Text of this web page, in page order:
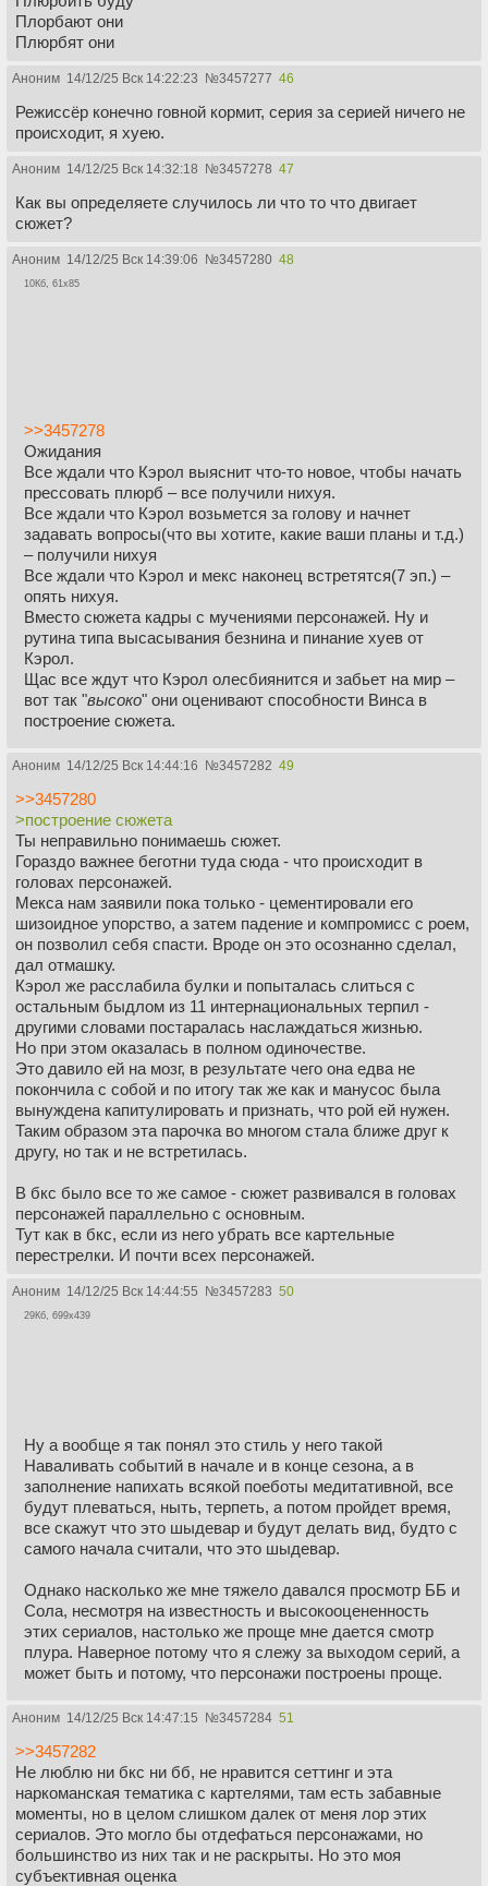
Плорбают они
Плюрбят они
Аноним 14/12/25 Вск 14:22:23 №3457277 46
Режиссёр конечно говной кормит, серия за серией ничего не
происходит, я хуею.
Аноним 14/12/25 Вск 14:32:18 №3457278 47
Как вы определяете случилось ли что то что двигает
сюжет?
Аноним 14/12/25 Вск 14:39:06 №3457280 48
10Кб, 61x85
>>3457278
Ожидания
Все ждали что Кэрол выяснит что-то новое, чтобы начать
прессовать плюрб – все получили нихуя.
Все ждали что Кэрол возьмется за голову и начнет
задавать вопросы(что вы хотите, какие ваши планы и т.д.)
– получили нихуя
Все ждали что Кэрол и мекс наконец встретятся(7 эп.) –
опять нихуя.
Вместо сюжета кадры с мучениями персонажей. Ну и
рутина типа высасывания безнина и пинание хуев от
Кэрол.
Щас все ждут что Кэрол олесбиянится и забьет на мир –
вот так "высоко" они оценивают способности Винса в
построение сюжета.
Аноним 14/12/25 Вск 14:44:16 №3457282 49
>>3457280
>построение сюжета
Ты неправильно понимаешь сюжет.
Гораздо важнее беготни туда сюда - что происходит в
головах персонажей.
Мекса нам заявили пока только - цементировали его
шизоидное упорство, а затем падение и компромисс с роем,
он позволил себя спасти. Вроде он это осознанно сделал,
дал отмашку.
Кэрол же расслабила булки и попыталась слиться с
остальным быдлом из 11 интернациональных терпил -
другими словами постаралась наслаждаться жизнью.
Но при этом оказалась в полном одиночестве.
Это давило ей на мозг, в результате чего она едва не
покончила с собой и по итогу так же как и манусос была
вынуждена капитулировать и признать, что рой ей нужен.
Таким образом эта парочка во многом стала ближе друг к
другу, но так и не встретилась.
В бкс было все то же самое - сюжет развивался в головах
персонажей параллельно с основным.
Тут как в бкс, если из него убрать все картельные
перестрелки. И почти всех персонажей.
Аноним 14/12/25 Вск 14:44:55 №3457283 50
29Кб, 699x439
Ну а вообще я так понял это стиль у него такой
Наваливать событий в начале и в конце сезона, а в
заполнение напихать всякой поеботы медитативной, все
будут плеваться, ныть, терпеть, а потом пройдет время,
все скажут что это шыдевар и будут делать вид, будто с
самого начала считали, что это шыдевар.
Однако насколько же мне тяжело давался просмотр ББ и
Сола, несмотря на известность и высокооцененность
этих сериалов, настолько же проще мне дается смотр
плура. Наверное потому что я слежу за выходом серий, а
может быть и потому, что персонажи построены проще.
Аноним 14/12/25 Вск 14:47:15 №3457284 51
>>3457282
Не люблю ни бкс ни бб, не нравится сеттинг и эта
наркоманская тематика с картелями, там есть забавные
моменты, но в целом слишком далек от меня лор этих
сериалов. Это могло бы отдефаться персонажами, но
большинство из них так и не раскрыты. Но это моя
субъективная оценка